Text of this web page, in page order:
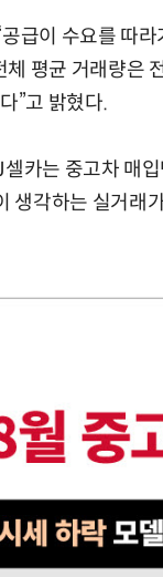
급이 수요를 따
체 평균 거래량은
”고 밝혔다.
카는 중고차 매
생각하는 실거래